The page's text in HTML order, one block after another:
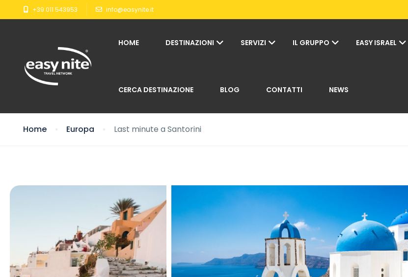
+39 011 543953 info@easynite.it
HOME DESTINAZIONI SERVIZI IL GRUPPO EASY ISRAEL
CERCA DESTINAZIONE BLOG CONTATTI NEWS
Home Europa Last minute a Santorini